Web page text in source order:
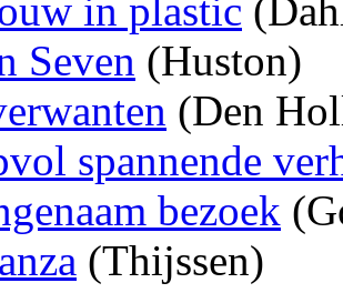
in plastic
Seven (Huston)
(Den
spannende
bezoek
(Thijssen)